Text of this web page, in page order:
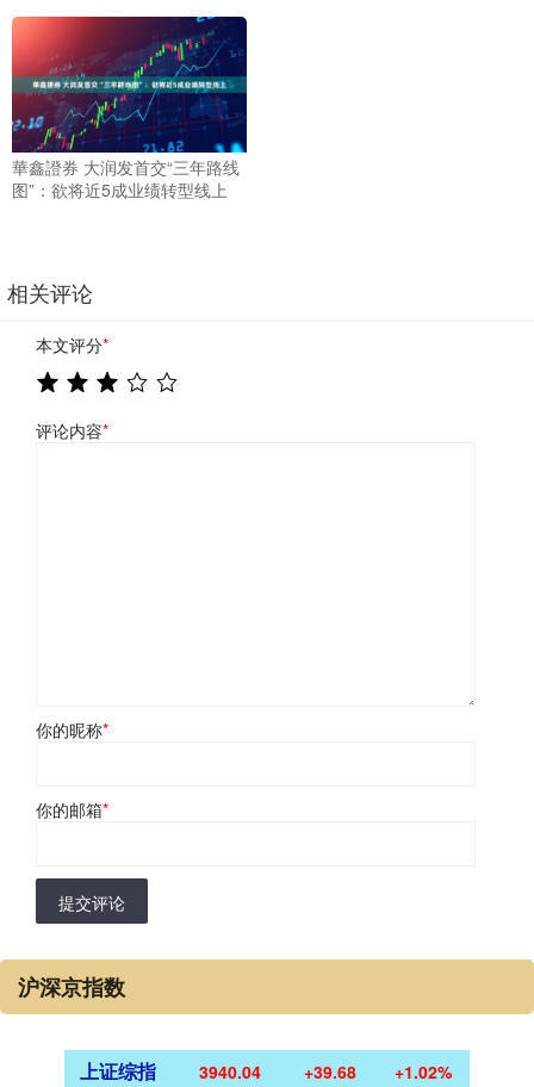
華鑫證券 大润发首交“三年路线
图”：欲将近5成业绩转型线上
相关评论
本文评分*
评论内容*
你的昵称*
你的邮箱*
提交评论
沪深京指数
上证综指 3940.04 +39.68 +1.02%